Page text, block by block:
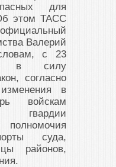
для
этом ТАСС
Валерий
с 23
в силу
согласно
в
войскам
гвардии
суда,
районов,